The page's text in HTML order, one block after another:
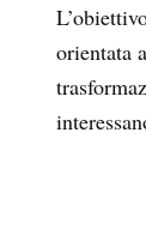
orientata